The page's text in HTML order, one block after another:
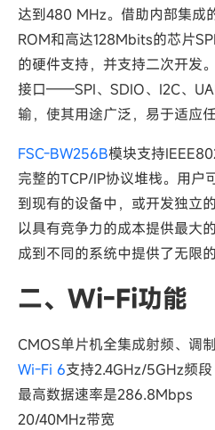
达到480 MHz。借助内部集成
ROM和高达128Mbits的芯片
的硬件支持，并支持二次开发
接口——SPI、SDIO、I2C、
输，使其用途广泛，易于适应
FSC-BW256B模块支持
完整的TCP/IP协议堆栈。用户
到现有的设备中，或开发独立
以具有竞争力的成本提供最大
成到不同的系统中提供了无限的
二、Wi-Fi功能
CMOS单片机全集成射频、调
Wi-Fi 6支持2.4GHz/5GHz频段
最高数据速率是286.8Mbps
20/40MHz带宽